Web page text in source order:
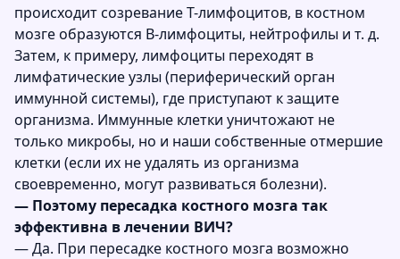
происходит созревание Т-лимфоцитов, в костном
мозге образуются В-лимфоциты, нейтрофилы и т. д.
Затем, к примеру, лимфоциты переходят в
лимфатические узлы (периферический орган
иммунной системы), где приступают к защите
организма. Иммунные клетки уничтожают не
только микробы, но и наши собственные отмершие
клетки (если их не удалять из организма
своевременно, могут развиваться болезни).
— Поэтому пересадка костного мозга так
эффективна в лечении ВИЧ?
— Да. При пересадке костного мозга возможно